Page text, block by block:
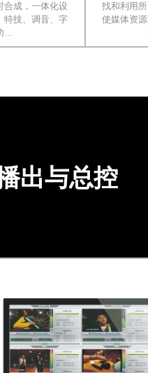
合成，一体化设
特技、调音、字
...
找和利用
使媒体资
出与总控